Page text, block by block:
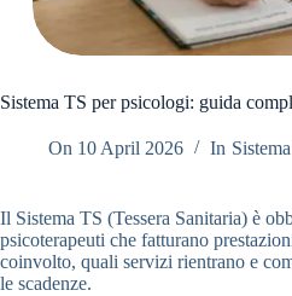
Sistema TS per psicologi: guida
On 10 April 2026 In
Il Sistema TS (Tessera Sanitaria) è
psicoterapeuti che fatturano
coinvolto, quali servizi rientrano e
le scadenze.